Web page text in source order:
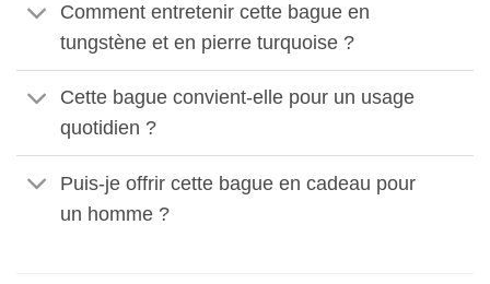
Comment entretenir cette bague en
tungstène et en pierre turquoise ?
Cette bague convient-elle pour un usage
quotidien ?
Puis-je offrir cette bague en cadeau pour
un homme ?